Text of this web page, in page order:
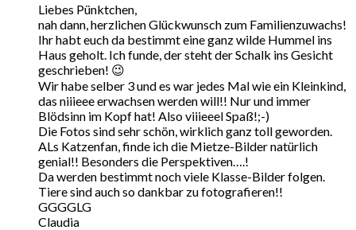
Liebes Pünktchen,
nah dann, herzlichen Glückwunsch zum Familienzuwachs!
Ihr habt euch da bestimmt eine ganz wilde Hummel ins
Haus geholt. Ich funde, der steht der Schalk ins Gesicht
geschrieben! 😉
Wir habe selber 3 und es war jedes Mal wie ein Kleinkind,
das niiieee erwachsen werden will!! Nur und immer
Blödsinn im Kopf hat! Also viiieeel Spaß!;-)
Die Fotos sind sehr schön, wirklich ganz toll geworden.
ALs Katzenfan, finde ich die Mietze-Bilder natürlich
genial!! Besonders die Perspektiven….!
Da werden bestimmt noch viele Klasse-Bilder folgen.
Tiere sind auch so dankbar zu fotografieren!!
GGGGLG
Claudia